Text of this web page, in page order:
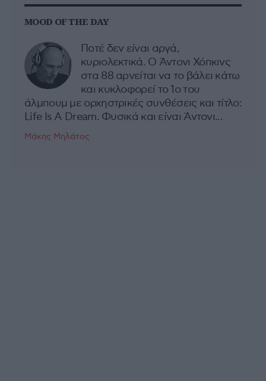
MOOD OF THE DAY
Ποτέ δεν είναι αργά,
κυριολεκτικά. Ο Άντονι Χόπκινς
στα 88 αρνείται να το βάλει κάτω
και κυκλοφορεί το 1ο του
άλμπουμ με ορχηστρικές συνθέσεις και τίτλο:
Life Is A Dream. Φυσικά και είναι Άντονι...
Μάκης Μηλάτος